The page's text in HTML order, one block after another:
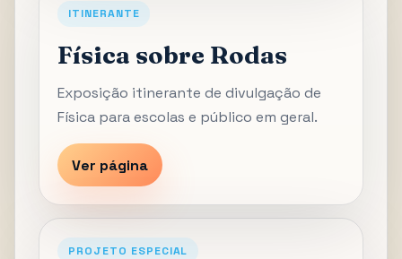
ITINERANTE
Física sobre Rodas
Exposição itinerante de divulgação de
Física para escolas e público em geral.
Ver página
PROJETO ESPECIAL